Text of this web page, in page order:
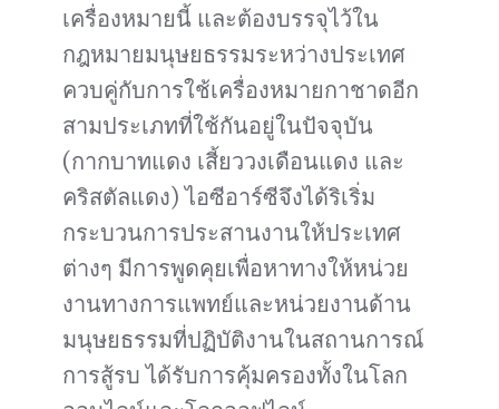
เครื่องหมายนี้ และต้องบรรจุไว้ใน
กฎหมายมนุษยธรรมระหว่างประเทศ
ควบคู่กับการใช้เครื่องหมายกาชาดอีก
สามประเภทที่ใช้กันอยู่ในปัจจุบัน
(กากบาทแดง เสี้ยววงเดือนแดง และ
คริสตัลแดง) ไอซีอาร์ซีจึงได้ริเริ่ม
กระบวนการประสานงานให้ประเทศ
ต่างๆ มีการพูดคุยเพื่อหาทางให้หน่วย
งานทางการแพทย์และหน่วยงานด้าน
มนุษยธรรมที่ปฏิบัติงานในสถานการณ์
การสู้รบ ได้รับการคุ้มครองทั้งในโลก